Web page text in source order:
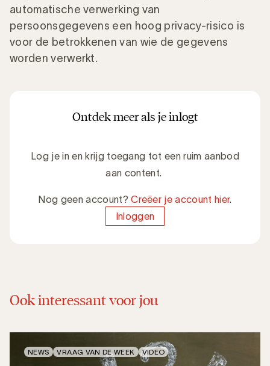
automatische verwerking van
persoonsgegevens een hoog privacy-risico is
voor de betrokkenen van wie de gegevens
worden verwerkt.
Ontdek meer als je inlogt
Log je in en krijg toegang tot een ruim aanbod
aan content.
Nog geen account?Creëer je account hier.
Inloggen
Ook interessant voor jou
NEWS VRAAG VAN DE WEEK VIDEO